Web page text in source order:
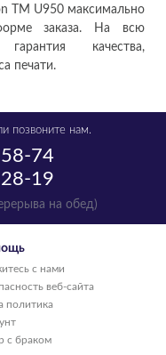
TM U950 максимально
заказа. На всю
качества,
печати.
74
19
на обед)
позвоните нам.
с нами
веб-сайта
политика
с браком